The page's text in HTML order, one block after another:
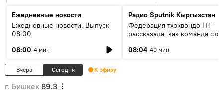
Ежедневные новости
Ежедневные новости. Выпуск
08:00
08:00 4 мин
Радио Sputnik Кыргызстан
Федерация тхэквондо ITF
рассказала, как команда
08:04 40 мин
Вчера Сегодня К эфиру
г. Бишкек 89.3